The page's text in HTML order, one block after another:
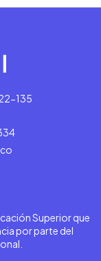
135
Superior que
por parte del